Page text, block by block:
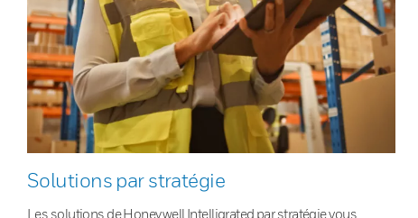
Solutions par stratégie
Les solutions de Honeywell Intelligrated par stratégie vous